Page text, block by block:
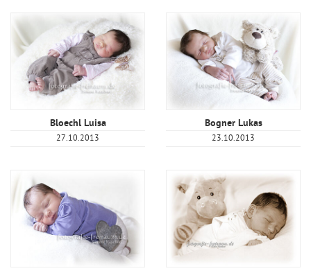
Bloechl Luisa
27.10.2013
Bogner Lukas
23.10.2013